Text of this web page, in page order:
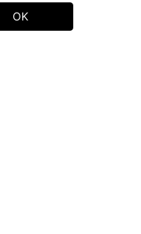
TikTok Information
informasjon om
også tilgjengelig via en
OK